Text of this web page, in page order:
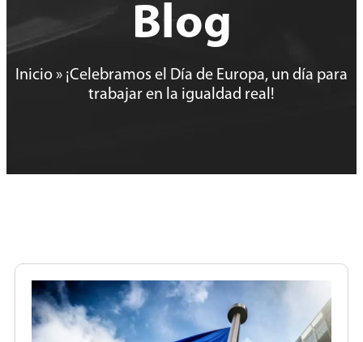
Blog
Inicio » ¡Celebramos el Día de Europa, un día para
trabajar en la igualdad real!